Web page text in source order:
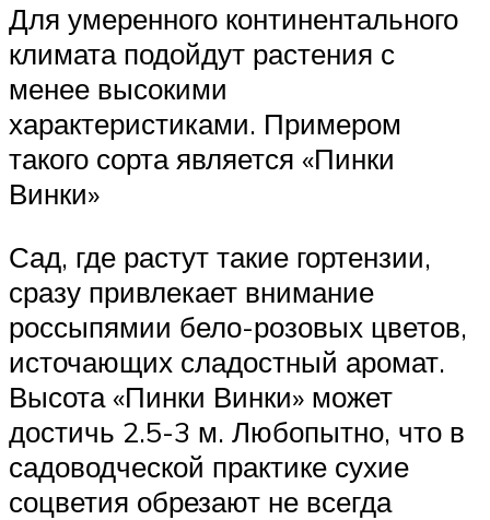
Для умеренного континентального
климата подойдут растения с
менее высокими
характеристиками. Примером
такого сорта является «Пинки
Винки»
Сад, где растут такие гортензии,
сразу привлекает внимание
россыпямии бело-розовых цветов,
источающих сладостный аромат.
Высота «Пинки Винки» может
достичь 2.5-3 м. Любопытно, что в
садоводческой практике сухие
соцветия обрезают не всегда